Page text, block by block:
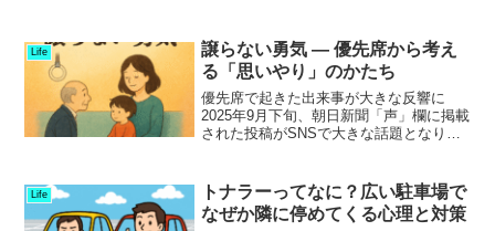
います。シンガポールは経済的に安定
し、治安も非常に良く、英語...
Life
譲らない勇気 ― 優先席から考え
る「思いやり」のかたち
優先席で起きた出来事が大きな反響に
2025年9月下旬、朝日新聞「声」欄に掲載
された投稿がSNSで大きな話題となりま
論を呼びました。投稿のタイトルは 「優
先席 勇気出し...
Life
トナラーってなに？広い駐車場で
なぜか隣に停めてくる心理と対策